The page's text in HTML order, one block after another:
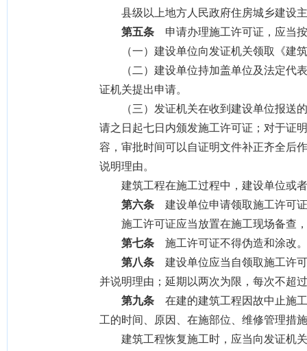
县级以上地方人民政府住房城乡建设主
第五条 申请办理施工许可证，应当
（一）建设单位向发证机关领取《建筑
（二）建设单位持加盖单位及法定代表
证机关提出申请。
（三）发证机关在收到建设单位报送的
请之日起七日内颁发施工许可证；对于证
容，审批时间可以自证明文件补正齐全后
说明理由。
建筑工程在施工过程中，建设单位或者
第六条 建设单位申请领取施工许可
施工许可证应当放置在施工现场备查，
第七条 施工许可证不得伪造和涂改。
第八条 建设单位应当自领取施工许
并说明理由；延期以两次为限，每次不超
第九条 在建的建筑工程因故中止施
工的时间、原因、在施部位、维修管理措
建筑工程恢复施工时，应当向发证机关